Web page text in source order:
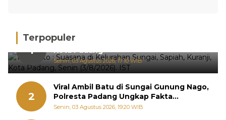
Terpopuler
1
Hujan Deras, 15 Titik Banjir Terdeteksi di
Kota Padang
Senin, 03 Agustus 2026, 17:10 WIB
2
Viral Ambil Batu di Sungai Gunung Nago,
Polresta Padang Ungkap Fakta
Sebenarnya
Senin, 03 Agustus 2026, 19:20 WIB